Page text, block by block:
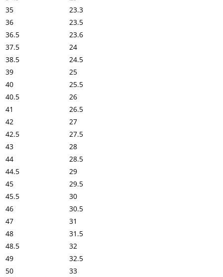
35
23.3
36
23.5
36.5
23.6
37.5
24
38.5
24.5
39
25
40
25.5
40.5
26
41
26.5
42
27
42.5
27.5
43
28
44
28.5
44.5
29
45
29.5
45.5
30
46
30.5
47
31
48
31.5
48.5
32
49
32.5
50
33